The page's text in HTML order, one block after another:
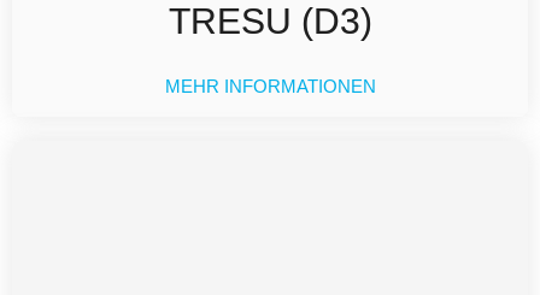
TRESU (D3)
MEHR INFORMATIONEN